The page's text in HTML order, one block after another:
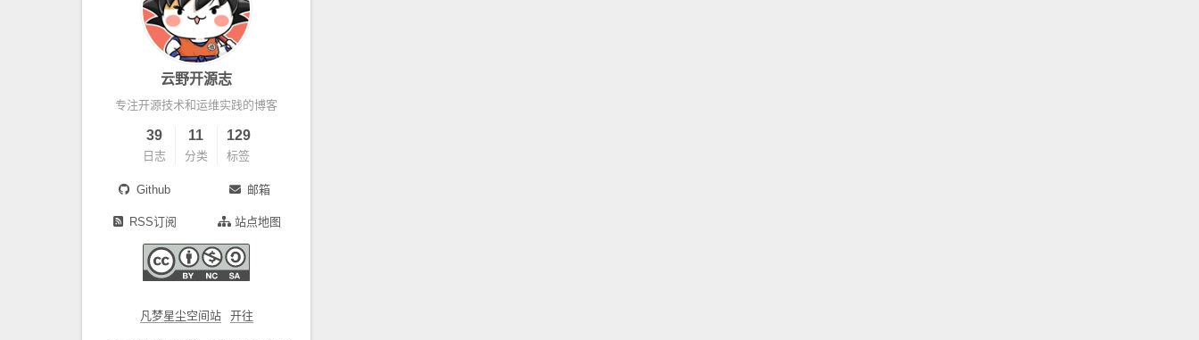
云野开源志
专注开源技术和运维实践的博客
39
日志
11
分类
129
标签
Github 邮箱
RSS订阅 站点地图
凡梦星尘空间站 开往